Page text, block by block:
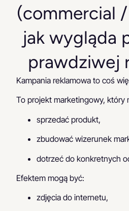
(commercial
jak wygląda
prawdziwej
Kampania reklamowa to coś
To projekt marketingowy, który
sprzedać produkt,
zbudować wizerunek
dotrzeć do konkretnych
Efektem mogą być:
zdjęcia do internetu,